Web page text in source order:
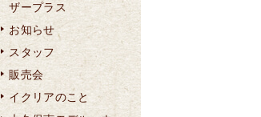
ザープラス
お知らせ
スタッフ
販売会
イクリアのこと